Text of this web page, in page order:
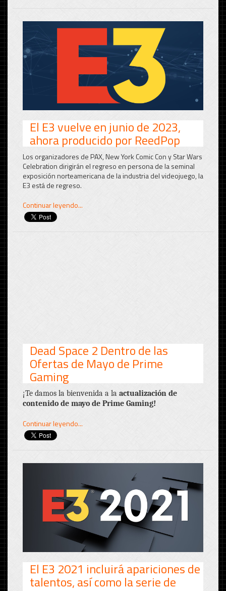
El E3 vuelve en junio de 2023,
ahora producido por ReedPop
Los organizadores de PAX, New York Comic Con y Star Wars
Celebration dirigirán el regreso en persona de la seminal
exposición norteamericana de la industria del videojuego, la
E3 está de regreso.
Continuar leyendo...
Dead Space 2 Dentro de las
Ofertas de Mayo de Prime
Gaming
¡Te damos la bienvenida a la actualización de
contenido de mayo de Prime Gaming!
Continuar leyendo...
El E3 2021 incluirá apariciones de
talentos, así como la serie de